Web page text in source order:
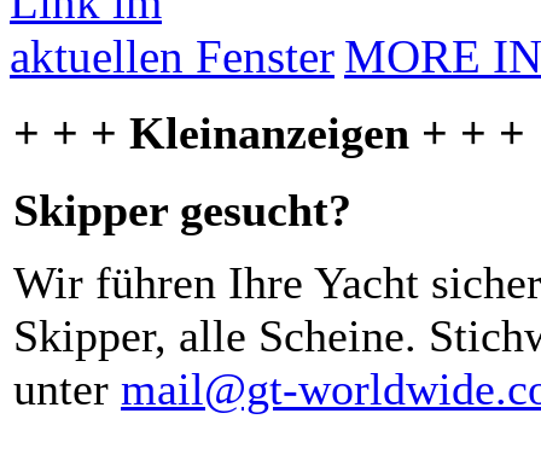
MORE
+ + + Kleinanzeigen + + +
Skipper gesucht?
Wir führen Ihre Yacht
Skipper, alle Scheine.
unter mail@gt-